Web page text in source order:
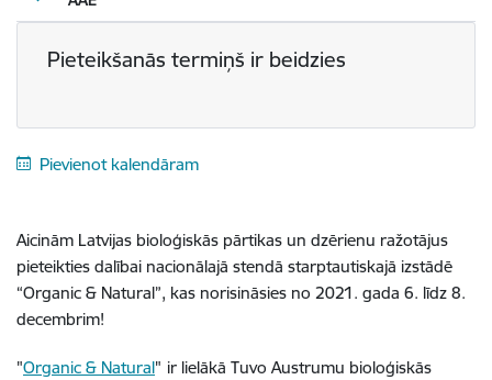
Pieteikšanās termiņš ir beidzies
Pievienot kalendāram
Aicinām Latvijas bioloģiskās pārtikas un dzērienu ražotājus
pieteikties dalībai nacionālajā stendā starptautiskajā izstādē
“Organic & Natural”, kas norisināsies no 2021. gada 6. līdz 8.
decembrim!
"Organic & Natural" ir lielākā Tuvo Austrumu bioloģiskās